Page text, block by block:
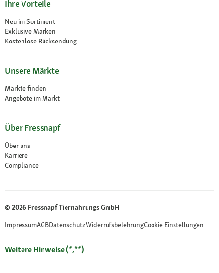
Ihre Vorteile
Neu im Sortiment
Exklusive Marken
Kostenlose Rücksendung
Unsere Märkte
Märkte finden
Angebote im Markt
Über Fressnapf
Über uns
Karriere
Compliance
© 2026 Fressnapf Tiernahrungs GmbH
ImpressumAGBDatenschutzWiderrufsbelehrungCookie Einstellungen
Weitere Hinweise (*,**)